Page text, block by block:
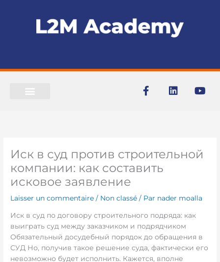
F
a
k
-
f
L
i
n
Y
o
Иск в суд против строительной
компании: как составить
исковое заявление
Laisser un commentaire / Non classé / Par nader moalla
Иск в суд по договору строительного подряда: как
выиграть суд между заказчиком и подрядчиком
Обязательный досудебный порядок до обращения в
СУД Но, получив такое решение суда, фактически его
невозможно будет исполнить. Кажется, вполне